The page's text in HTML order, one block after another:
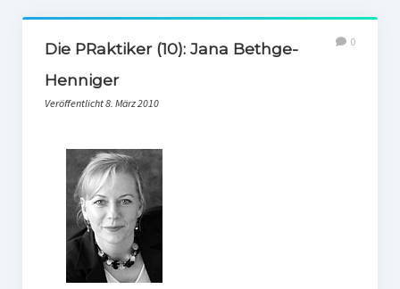
Die PRaktiker (10): Jana Bethge-
Henniger
Veröffentlicht 8. März 2010
0